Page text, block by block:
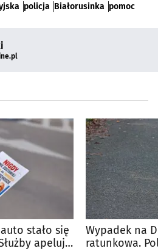
policja Białorusinka pomoc
stało się
apelują
Wypadek na
ratunkowa.